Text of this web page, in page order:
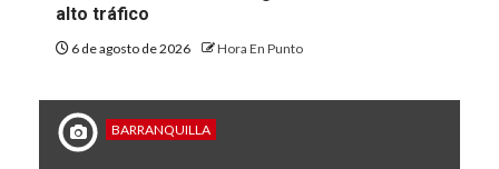
alto tráfico
6 de agosto de 2026 Hora En Punto
BARRANQUILLA